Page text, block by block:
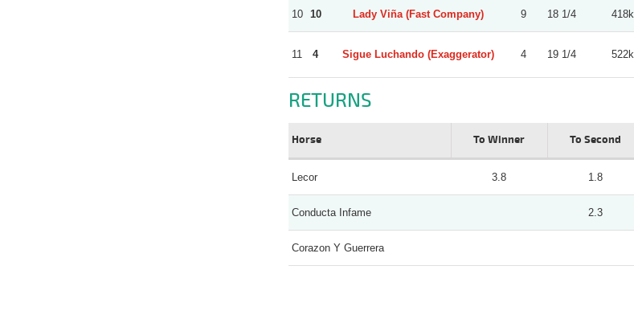
10 10 Lady Viña (Fast Company) 9 18 1/4 418k
11 4 Sigue Luchando (Exaggerator) 4 19 1/4 522k
RETURNS
Horse To Winner To Second
Lecor 3.8 1.8
Conducta Infame 2.3
Corazon Y Guerrera